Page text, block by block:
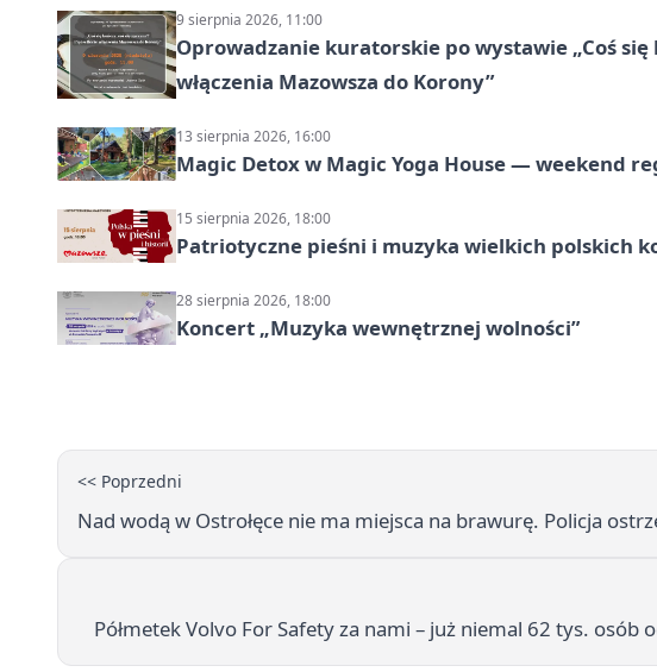
9 sierpnia 2026, 11:00
Oprowadzanie kuratorskie po wystawie „Coś się
włączenia Mazowsza do Korony”
13 sierpnia 2026, 16:00
Magic Detox w Magic Yoga House — weekend
15 sierpnia 2026, 18:00
Patriotyczne pieśni i muzyka wielkich polskich
28 sierpnia 2026, 18:00
Koncert „Muzyka wewnętrznej wolności”
<< Poprzedni
Nad wodą w Ostrołęce nie ma miejsca na brawurę. Policja
Półmetek Volvo For Safety za nami – już niemal 62 tys. osób